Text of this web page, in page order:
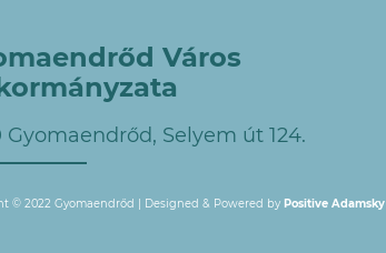
Város
Gyomaendrőd, Selyem út 124.
© 2022 Gyomaendrőd | Designed & Powered by Positive Adamsky